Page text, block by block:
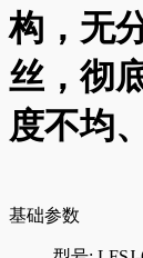
构，无
丝，彻
度不均
基础参数